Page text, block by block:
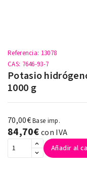
Referencia: 13078
CAS: 7646-93-7
Potasio
1000 g
70,00€Base imp.
84,70€con IVA
Añadir al